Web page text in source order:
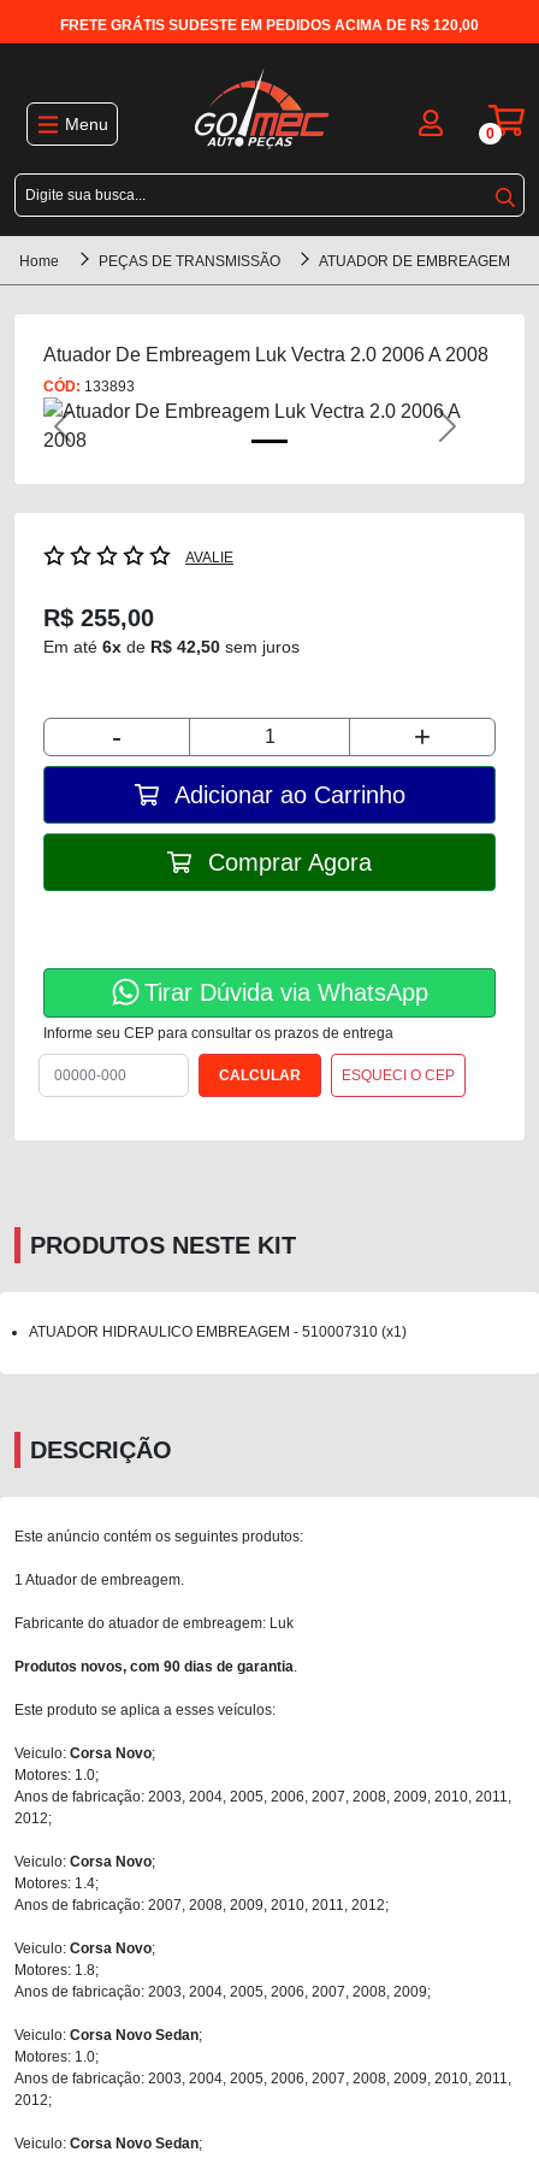
FRETE GRÁTIS SUDESTE EM PEDIDOS ACIMA DE R$ 120,00
Menu 0
Home PEÇAS DE TRANSMISSÃO ATUADOR DE EMBREAGEM
Atuador De Embreagem Luk Vectra 2.0 2006 A 2008
CÓD: 133893
Previous Next
AVALIE
R$ 255,00
Em até 6x de R$ 42,50 sem juros
- +
Adicionar ao Carrinho
Comprar Agora
Tirar Dúvida via WhatsApp
Informe seu CEP para consultar os prazos de entrega
ESQUECI O CEP
PRODUTOS NESTE KIT
ATUADOR HIDRAULICO EMBREAGEM - 510007310 (x1)
DESCRIÇÃO
Este anúncio contém os seguintes produtos:
1 Atuador de embreagem.
Fabricante do atuador de embreagem: Luk
Produtos novos, com 90 dias de garantia
Este produto se aplica a esses veículos:
Veiculo: Corsa Novo;
Motores: 1.0;
Anos de fabricação: 2003, 2004, 2005, 2006, 2007, 2008, 2009, 2010, 2011,
2012;
Veiculo: Corsa Novo;
Motores: 1.4;
Anos de fabricação: 2007, 2008, 2009, 2010, 2011, 2012;
Veiculo: Corsa Novo;
Motores: 1.8;
Anos de fabricação: 2003, 2004, 2005, 2006, 2007, 2008, 2009;
Veiculo: Corsa Novo Sedan;
Motores: 1.0;
Anos de fabricação: 2003, 2004, 2005, 2006, 2007, 2008, 2009, 2010, 2011,
2012;
Veiculo: Corsa Novo Sedan;